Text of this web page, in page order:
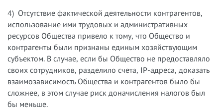
4) Отсутствие фактической деятельности контрагентов,
использование ими трудовых и административных
ресурсов Общества привело к тому, что Общество и
контрагенты были признаны единым хозяйствующим
субъектом. В случае, если бы Общество не предоставляло
своих сотрудников, разделило счета, IP-адреса, доказать
взаимозависимость Общества и контрагентов было бы
сложнее, в этом случае риск доначисления налогов был
бы меньше.